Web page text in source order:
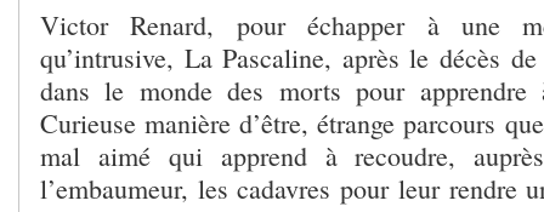
Victor Renard, pour échapper à une
qu’intrusive, La Pascaline, après le décès
dans le monde des morts pour
Curieuse manière d’être, étrange parcours
mal aimé qui apprend à recoudre,
l’embaumeur, les cadavres pour leur rendre